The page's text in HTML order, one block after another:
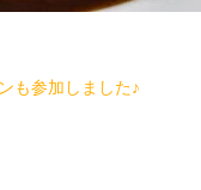
も参加しました♪